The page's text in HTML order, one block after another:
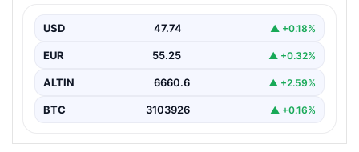
Yardımcısı Feti Yıldız, uzun süredir üzerinde çalışılan
ve…
USD 47.74 ▲ +0.18%
EUR 55.25 ▲ +0.32%
ALTIN 6660.6 ▲ +2.59%
BTC 3103926 ▲ +0.16%